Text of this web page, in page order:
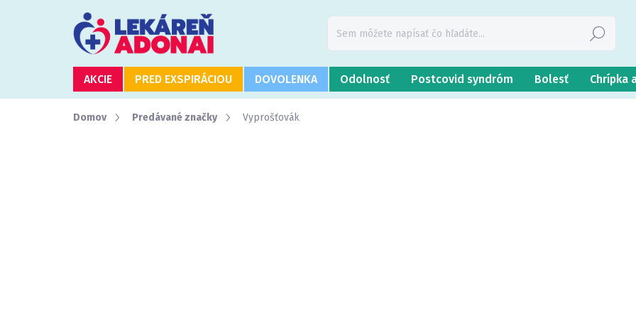
Hľadať
AKCIE PRED EXSPIRÁCIOU DOVOLENKA Odolnosť Postcovid syndróm Bolesť Chrípka
Domov Predávané značky Vyprošťovák